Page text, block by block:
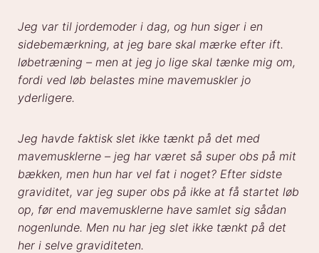
Jeg var til jordemoder i dag, og hun siger i en
sidebemærkning, at jeg bare skal mærke efter ift.
løbetræning – men at jeg jo lige skal tænke mig om,
fordi ved løb belastes mine mavemuskler jo
yderligere.
Jeg havde faktisk slet ikke tænkt på det med
mavemusklerne – jeg har været så super obs på mit
bækken, men hun har vel fat i noget? Efter sidste
graviditet, var jeg super obs på ikke at få startet løb
op, før end mavemusklerne have samlet sig sådan
nogenlunde. Men nu har jeg slet ikke tænkt på det
her i selve graviditeten.